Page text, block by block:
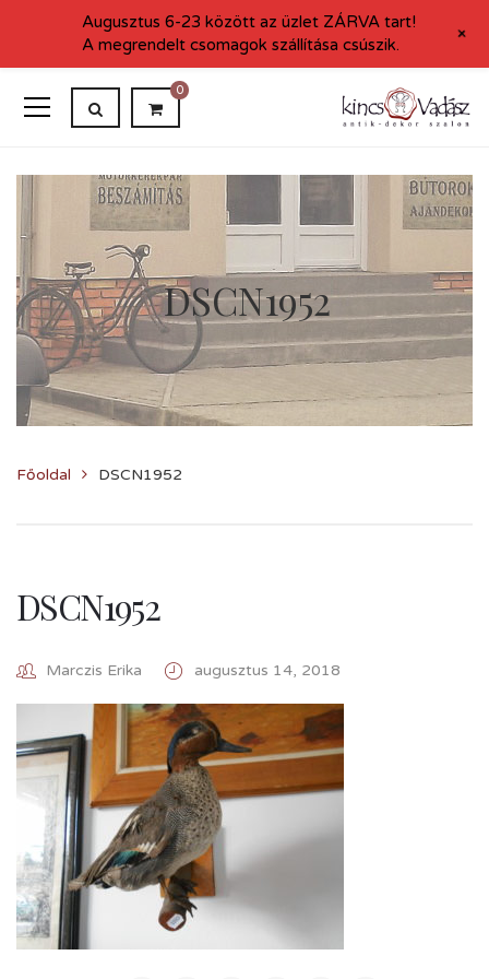
0
DSCN1952
Főoldal DSCN1952
DSCN1952
Marczis Erika augusztus 14, 2018
Augusztus 6-23 között az üzlet ZÁRVA tart!
A megrendelt csomagok szállítása csúszik.
+